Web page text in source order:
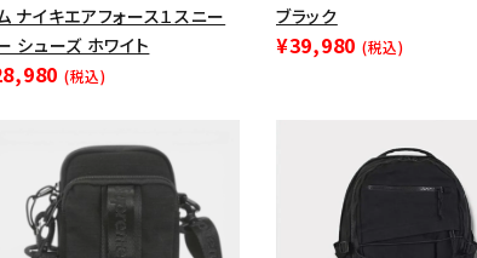
価格から探す
在庫のない商品を表
ナイキエアフォース１スニー
シューズ ホワイト
(税込)
ブラック
¥39,980 (税込)